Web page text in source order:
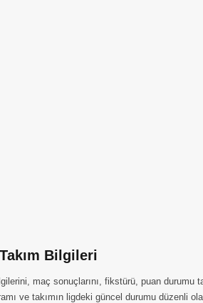
Bilgileri
maç sonuçlarını, fikstürü, puan
ve takımın ligdeki güncel durumu düzenli